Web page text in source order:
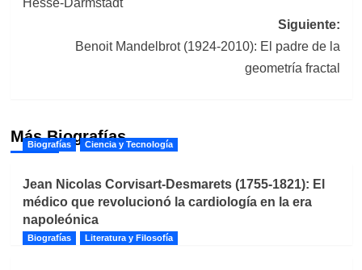
Hesse-Darmstadt
Siguiente:
Benoit Mandelbrot (1924-2010): El padre de la
geometría fractal
Más Biografías
Biografías Ciencia y Tecnología
Jean Nicolas Corvisart-Desmarets (1755-1821): El
médico que revolucionó la cardiología en la era
napoleónica
Biografías Literatura y Filosofía